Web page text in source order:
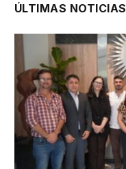
ÚLTIMAS NOTICIAS